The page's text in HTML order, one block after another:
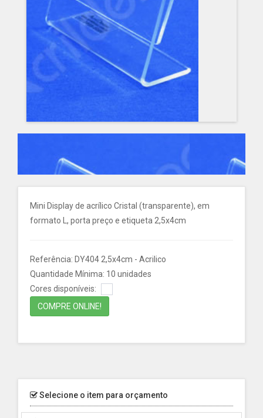
Mini Display de acrílico Cristal (transparente), em
formato L, porta preço e etiqueta 2,5x4cm
Referência: DY404 2,5x4cm - Acrilico
Quantidade Mínima: 10 unidades
Cores disponíveis:
COMPRE ONLINE!
Selecione o item para orçamento